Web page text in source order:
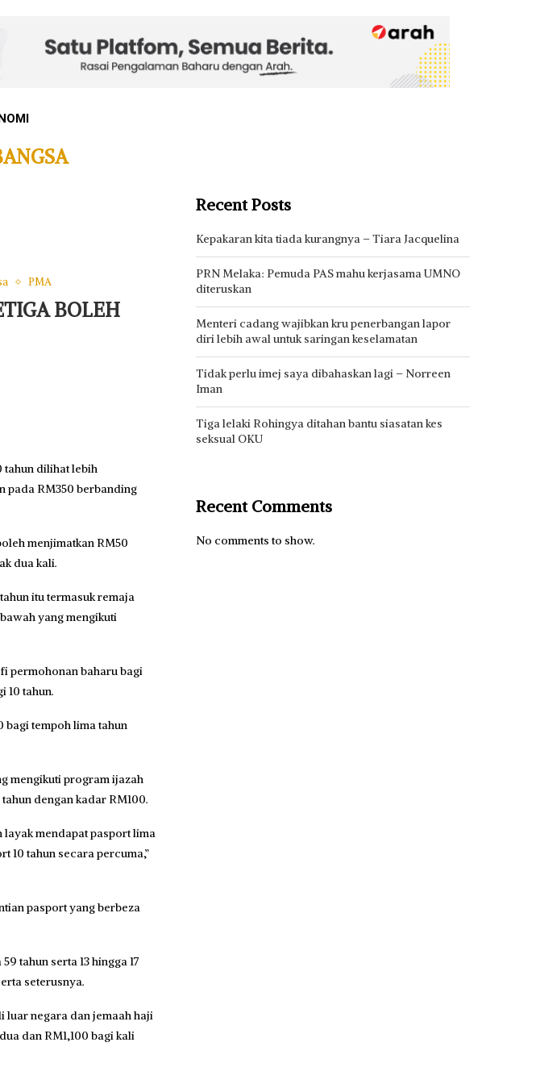
PMA
BOLEH
tahun dilihat lebih
pada RM350 berbanding
menjimatkan RM50
dua kali.
itu termasuk remaja
yang mengikuti
permohonan baharu bagi
10 tahun.
bagi tempoh lima tahun
mengikuti program ijazah
dengan kadar RM100.
layak mendapat pasport lima
10 tahun secara percuma,”
pasport yang berbeza
tahun serta 13 hingga 17
seterusnya.
luar negara dan jemaah haji
dan RM1,100 bagi kali
Recent Posts
Kepakaran kita tiada kurangnya – Tiara Jacquelina
PRN Melaka: Pemuda PAS mahu kerjasama UMNO
diteruskan
Menteri cadang wajibkan kru penerbangan lapor
diri lebih awal untuk saringan keselamatan
Tidak perlu imej saya dibahaskan lagi – Norreen
Iman
Tiga lelaki Rohingya ditahan bantu siasatan kes
seksual OKU
Recent Comments
No comments to show.